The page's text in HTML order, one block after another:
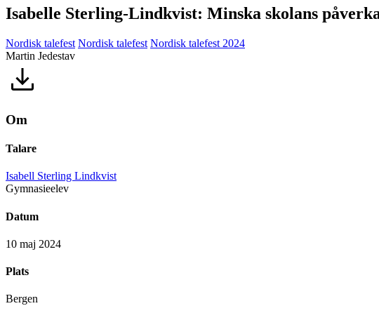
Isabelle Sterling-Lindkvist: Minska skolans
Nordisk talefest Nordisk talefest Nordisk talefest 2024
Martin Jedestav
Om
Talare
Isabell Sterling Lindkvist
Gymnasieelev
Datum
10 maj 2024
Plats
Bergen